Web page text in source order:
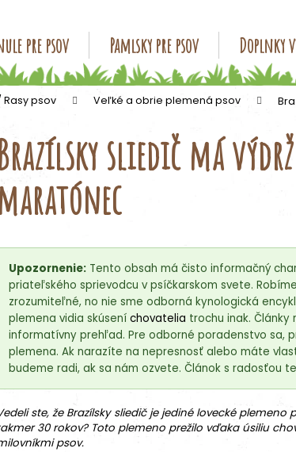
pre psov Pamlsky pre psov Doplnky
psov Veľké a obrie plemená psov
sliedič má
Upozornenie: Tento obsah má čisto informačný
priateľského sprievodcu v psíčkarskom svete.
zrozumiteľné, no nie sme odborná kynologická
plemena vidia skúsení chovatelia trochu inak.
informatívny prehľad. Pre odborné poradenstvo sa,
plemena. Ak narazíte na nepresnosť alebo máte
budeme radi, ak sa nám ozvete. Článok s radosťou
ste, že Brazílsky sliedič je jediné lovecképlemeno
30 rokov? Toto plemeno prežilo vďaka úsiliu
psov.
Čo potrebujete nájsť?
HĽADAŤ
Odporúčame